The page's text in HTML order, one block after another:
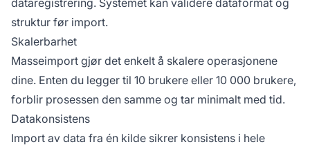
struktur før import.
Skalerbarhet
Masseimport gjør det enkelt å skalere operasjonene
dine. Enten du legger til 10 brukere eller 10 000 brukere,
forblir prosessen den samme og tar minimalt med tid.
Datakonsistens
Import av data fra én kilde sikrer konsistens i hele